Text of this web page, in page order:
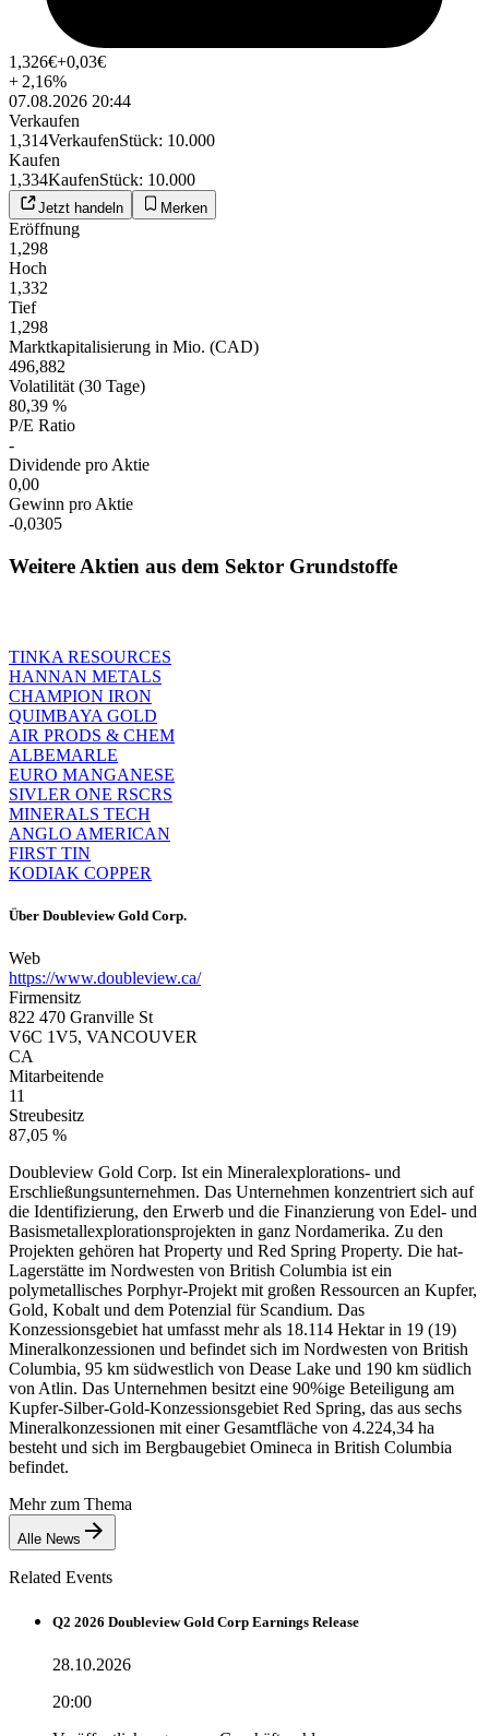
1,326€+0,03€
+ 2,16%
07.08.2026 20:44
Verkaufen
1,314VerkaufenStück: 10.000
Kaufen
1,334KaufenStück: 10.000
Jetzt handeln Merken
Eröffnung
1,298
Hoch
1,332
Tief
1,298
Marktkapitalisierung in Mio. (CAD)
496,882
Volatilität (30 Tage)
80,39 %
P/E Ratio
-
Dividende pro Aktie
0,00
Gewinn pro Aktie
-0,0305
Weitere Aktien aus dem Sektor Grundstoffe
TINKA RESOURCES
HANNAN METALS
CHAMPION IRON
QUIMBAYA GOLD
AIR PRODS & CHEM
ALBEMARLE
EURO MANGANESE
SIVLER ONE RSCRS
MINERALS TECH
ANGLO AMERICAN
FIRST TIN
KODIAK COPPER
Über Doubleview Gold Corp.
Web
https://www.doubleview.ca/
Firmensitz
822 470 Granville St
V6C 1V5, VANCOUVER
CA
Mitarbeitende
11
Streubesitz
87,05 %
Doubleview Gold Corp. Ist ein Mineralexplorations- und
Erschließungsunternehmen. Das Unternehmen konzentriert sich auf
die Identifizierung, den Erwerb und die Finanzierung von Edel- und
Basismetallexplorationsprojekten in ganz Nordamerika. Zu den
Projekten gehören hat Property und Red Spring Property. Die hat-
Lagerstätte im Nordwesten von British Columbia ist ein
polymetallisches Porphyr-Projekt mit großen Ressourcen an Kupfer,
Gold, Kobalt und dem Potenzial für Scandium. Das
Konzessionsgebiet hat umfasst mehr als 18.114 Hektar in 19 (19)
Mineralkonzessionen und befindet sich im Nordwesten von British
Columbia, 95 km südwestlich von Dease Lake und 190 km südlich
von Atlin. Das Unternehmen besitzt eine 90%ige Beteiligung am
Kupfer-Silber-Gold-Konzessionsgebiet Red Spring, das aus sechs
Mineralkonzessionen mit einer Gesamtfläche von 4.224,34 ha
besteht und sich im Bergbaugebiet Omineca in British Columbia
befindet.
Mehr zum Thema
Alle News
Related Events
Q2 2026 Doubleview Gold Corp Earnings Release
28.10.2026
20:00